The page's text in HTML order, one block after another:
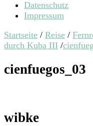
Datenschutz
Impressum
Startseite / Reise /
durch Kuba III /
cienfuegos_03
wibke